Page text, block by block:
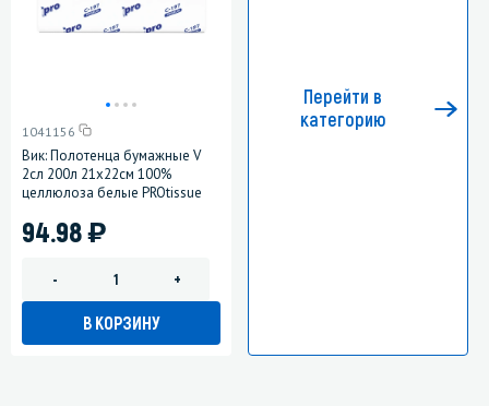
1041156
Вик: Полотенца бумажные V
2сл 200л 21х22см 100%
целлюлоза белые PROtissue
94.98)
- +
В КОРЗИНУ
Перейти в
категорию